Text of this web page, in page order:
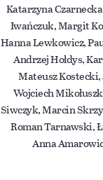
Katarzyna
Iwańczuk, Margit
Hanna Lewkowicz,
Andrzej Hołdys,
Mateusz
Wojciech
Siwczyk, Marcin
Roman Tarnawski,
Anna